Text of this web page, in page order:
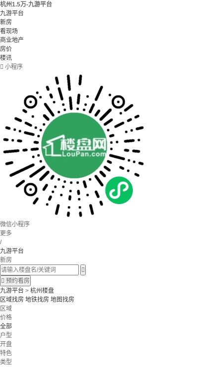
杭州1.5万-九游平台
九游平台
新房
看现场
商业地产
房价
楼讯
 小程序
微信小程序
更多
/
九游平台
新房

 预约看房
九游平台 > 杭州楼盘
区域找房 地铁找房 地图找房
区域
价格
全部
户型
开盘
特色
类型